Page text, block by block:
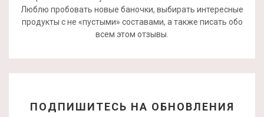
Люблю пробовать новые баночки, выбирать интересные
продукты с не «пустыми» составами, а также писать обо
всем этом отзывы.
ПОДПИШИТЕСЬ НА ОБНОВЛЕНИЯ